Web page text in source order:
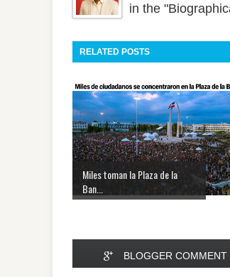
in the
RELATED POSTS
Miles toman la Plaza de la
Ban...
BLOGGER COMMENT